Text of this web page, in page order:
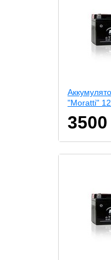
"Moratti"
3500